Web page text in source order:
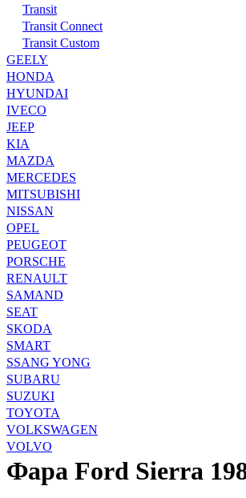
Transit
Transit Connect
Transit Custom
GEELY
HONDA
HYUNDAI
IVECO
JEEP
KIA
MAZDA
MERCEDES
MITSUBISHI
NISSAN
OPEL
PEUGEOT
PORSCHE
RENAULT
SAMAND
SEAT
SKODA
SMART
SSANG YONG
SUBARU
SUZUKI
TOYOTA
VOLKSWAGEN
VOLVO
Фара Ford Sierra